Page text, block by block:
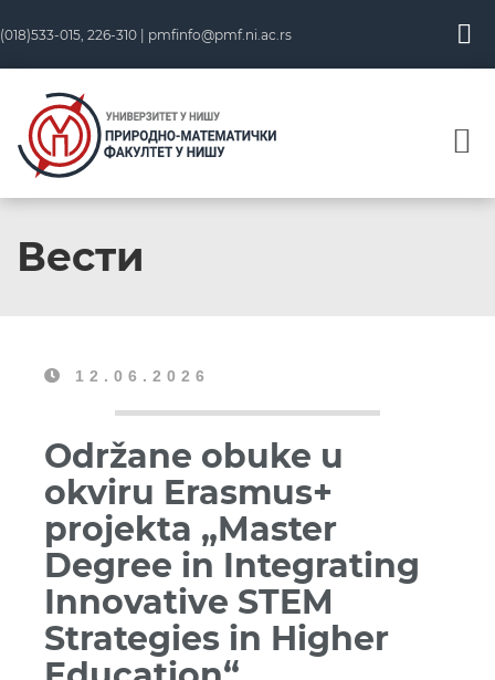
(018)533-015, 226-310 | pmfinfo@pmf.ni.ac.rs
Вести
12.06.2026
Održane obuke u
okviru Erasmus+
projekta „Master
Degree in Integrating
Innovative STEM
Strategies in Higher